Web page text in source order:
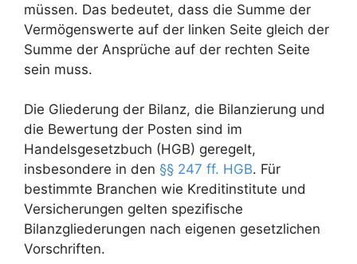
müssen. Das bedeutet, dass die Summe der
Vermögenswerte auf der linken Seite gleich der
Summe der Ansprüche auf der rechten Seite
sein muss.
Die Gliederung der Bilanz, die Bilanzierung und
die Bewertung der Posten sind im
Handelsgesetzbuch (HGB) geregelt,
insbesondere in den §§ 247 ff. HGB. Für
bestimmte Branchen wie Kreditinstitute und
Versicherungen gelten spezifische
Bilanzgliederungen nach eigenen gesetzlichen
Vorschriften.